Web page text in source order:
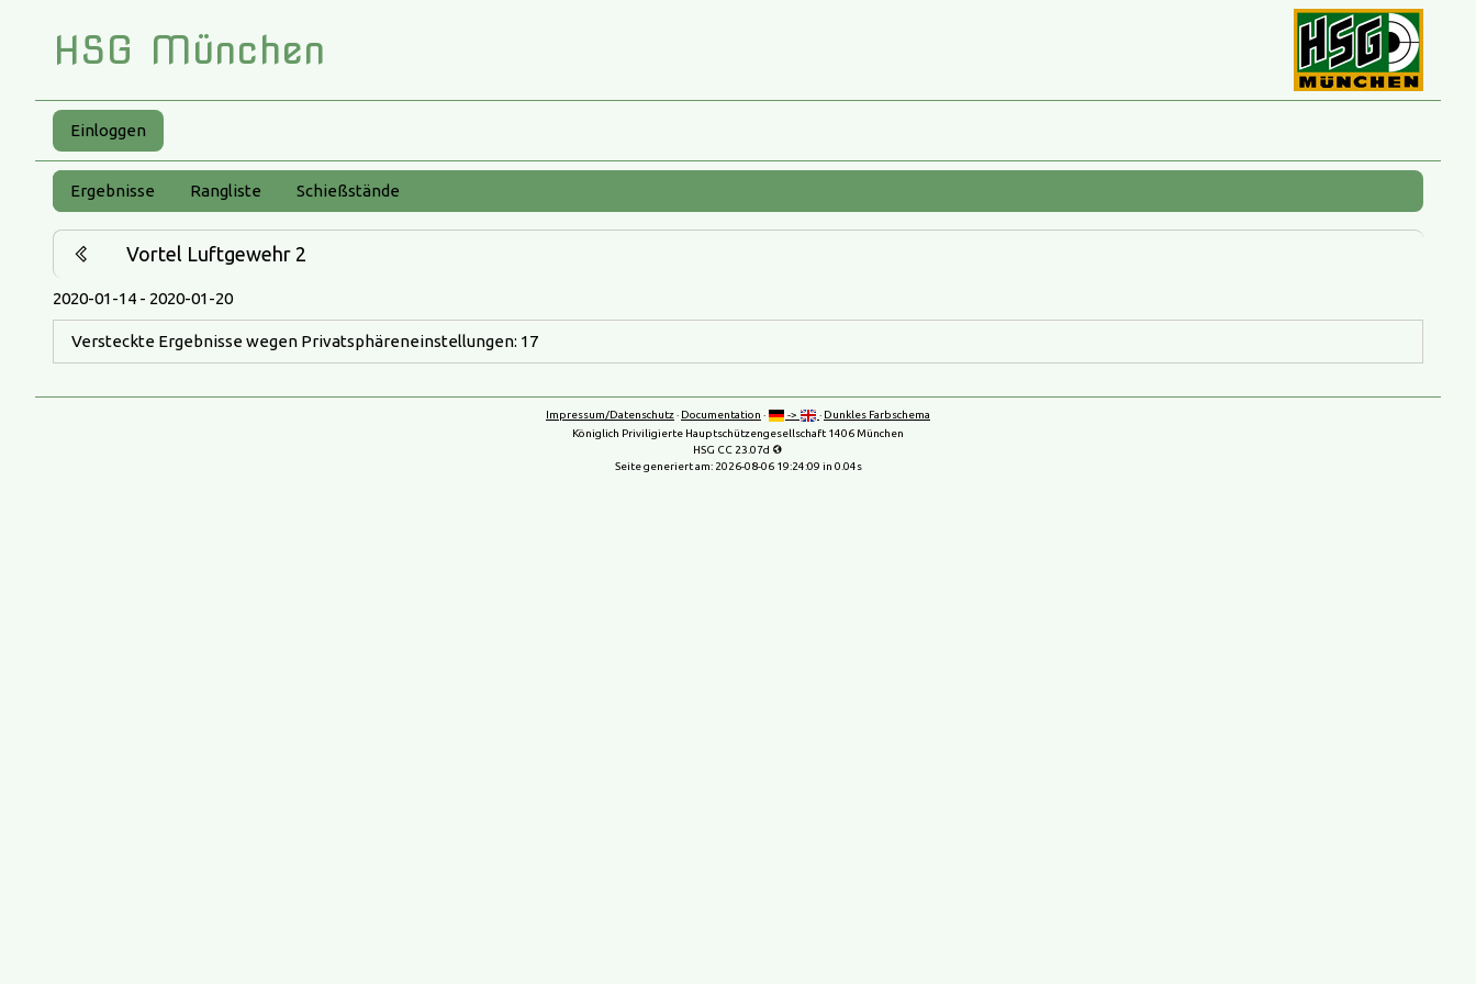
HSG München
Einloggen
Ergebnisse Rangliste Schießstände
Vortel Luftgewehr 2
2020-01-14 - 2020-01-20
Versteckte Ergebnisse wegen Privatsphäreneinstellungen: 17
Impressum/Datenschutz· Documentation · -> · Dunkles Farbschema
Königlich Priviligierte Hauptschützengesellschaft 1406 München
HSG CC 23.07d
Seite generiert am: 2026-08-06 19:24:09 in 0.04s